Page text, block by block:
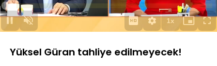
Sesi
Aç
Yüklendi:
5.52%
Oynatma
Hızı
Yüksel Güran tahliye edilmeyecek!